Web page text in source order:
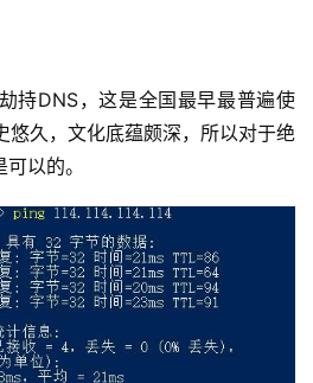
持DNS，这是全国最早最普遍使
悠久，文化底蕴颇深，所以对于绝
以的。